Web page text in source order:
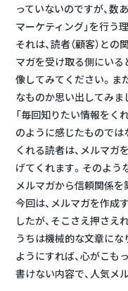
っていないのですが、数
マーケティング」を行う
それは、読者（顧客）と
マガを受け取る側にいる
像してみてください。ま
なものか思い出してみま
「毎回知りたい情報をく
のように感じたものでは
くれる読者は、メルマガ
げてくれます。そのよう
メルマガから信頼関係を
今回は、メルマガを作成
したが、そこさえ押さえ
うちは機械的な文章にな
ようにすれば、心がこも
書けない内容で、人気メ